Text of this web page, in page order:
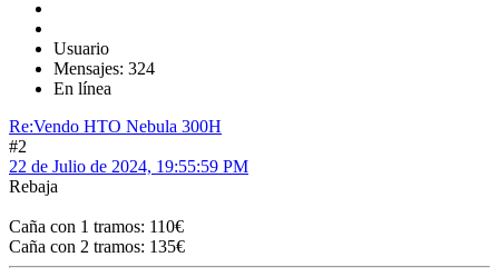
Usuario
Mensajes: 324
En línea
Re:Vendo HTO Nebula 300H
#2
22 de Julio de 2024, 19:55:59 PM
Rebaja
Caña con 1 tramos: 110€
Caña con 2 tramos: 135€